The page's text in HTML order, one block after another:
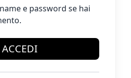
e password se hai
ACCEDI